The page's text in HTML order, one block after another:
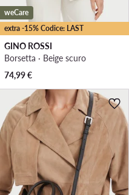
extra -15% Codice: LAST
weCare
GINO ROSSI
Borsetta · Beige scuro
74,99€